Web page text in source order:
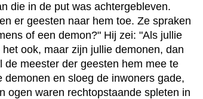
die in de put was achtergebleven.
er geesten naar hem toe. Ze spraken
of een demon?" Hij zei: "Als jullie
ook, maar zijn jullie demonen, dan
de meester der geesten hem mee te
en sloeg de inwoners gade,
ogen waren rechtopstaande spleten in